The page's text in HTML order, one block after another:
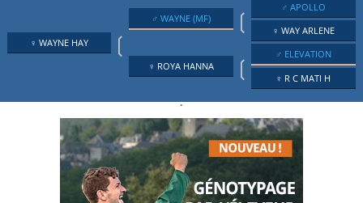
♀ WAYNE HAY ❲
♂ WAYNE (MF) ❲
♂ APOLLO
♀ WAY ARLENE
♀ ROYA HANNA ❲
♂ ELEVATION
♀ R C MATI H
.